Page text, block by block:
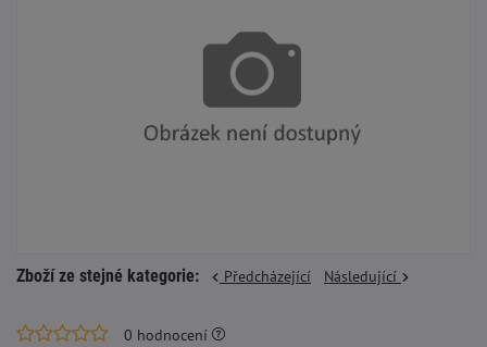
Zboží ze stejné kategorie: Předcházející Následující
0 hodnocení